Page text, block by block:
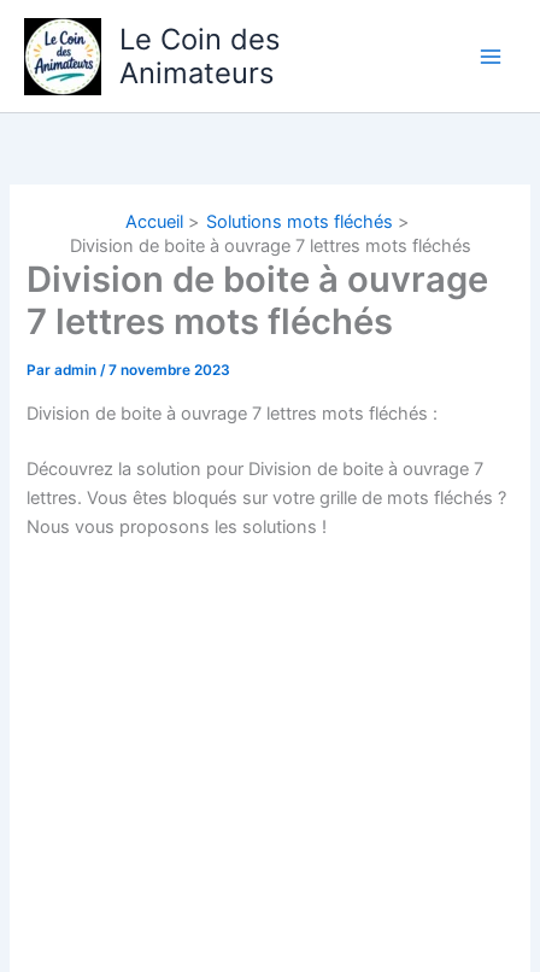
Aller
contenu
Le Coin des
Animateurs
Accueil
Solutions mots fléchés
Division de boite à ouvrage 7 lettres mots fléchés
Division de boite à ouvrage
7 lettres mots fléchés
Paradmin/7 novembre 2023
Division de boite à ouvrage 7 lettres mots fléchés :
Découvrez la solution pour Division de boite à ouvrage 7
lettres. Vous êtes bloqués sur votre grille de mots fléchés ?
Nous vous proposons les solutions !